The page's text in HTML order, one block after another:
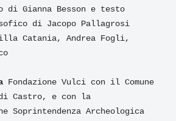
Gianna Besson e testo
di Jacopo Pallagrosi
Catania, Andrea Fogli,
Fondazione Vulci con il Comune
Castro, e con la
Soprintendenza Archeologica